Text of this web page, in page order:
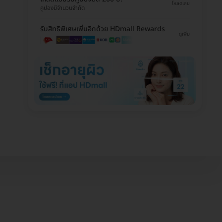
คูปองมีจำนวนจำกัด
โหลดเลย
รับสิทธิพิเศษเพิ่มอีกด้วย HDmall Rewards
ดูเพิ่ม